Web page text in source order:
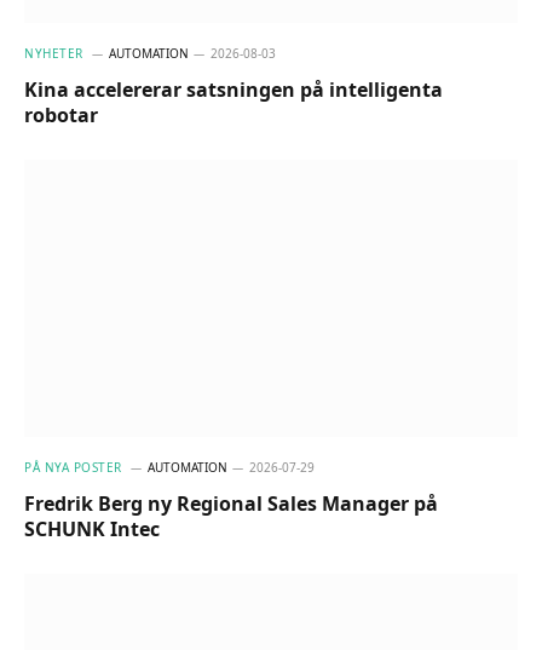
NYHETER AUTOMATION 2026-08-03
Kina accelererar satsningen på intelligenta
robotar
PÅ NYA POSTER AUTOMATION 2026-07-29
Fredrik Berg ny Regional Sales Manager på
SCHUNK Intec